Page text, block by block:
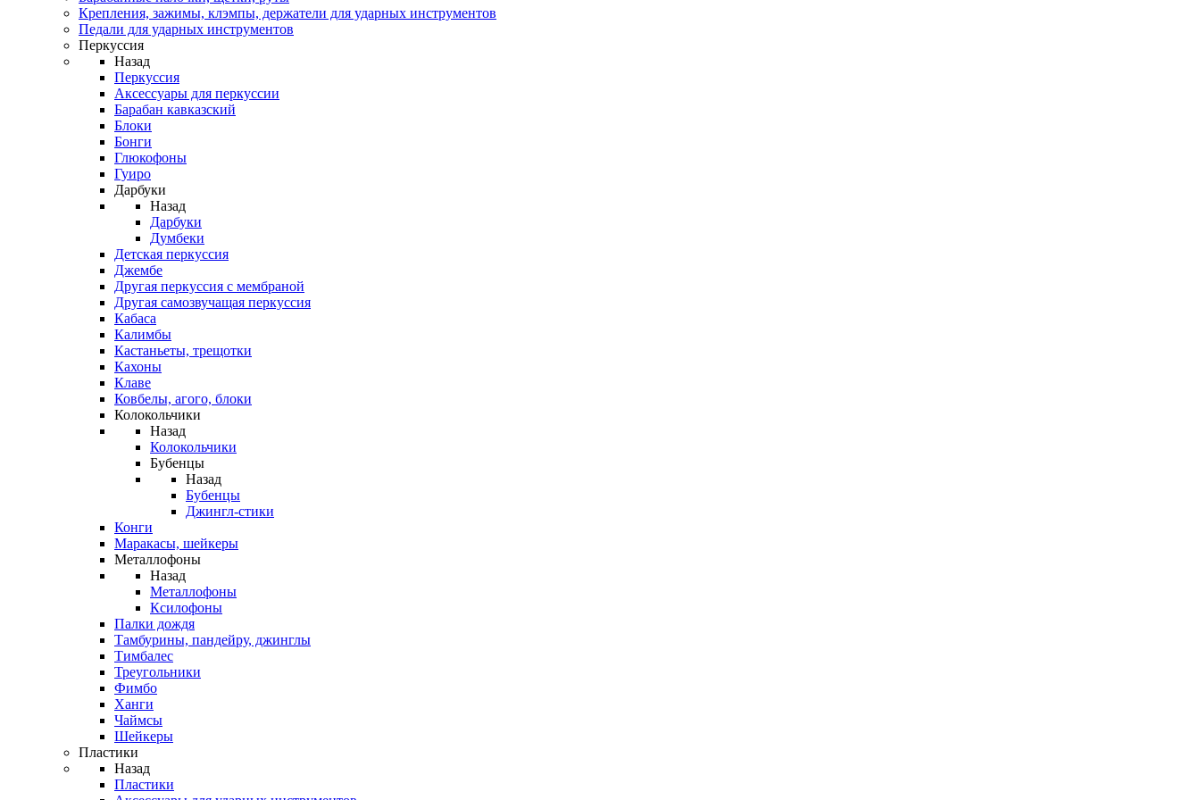
Крепления, зажимы, клэмпы, держатели для ударных инструментов
Педали для ударных инструментов
Перкуссия
Назад
Перкуссия
Аксессуары для перкуссии
Барабан кавказский
Блоки
Бонги
Глюкофоны
Гуиро
Дарбуки
Назад
Дарбуки
Думбеки
Детская перкуссия
Джембе
Другая перкуссия с мембраной
Другая самозвучащая перкуссия
Кабаса
Калимбы
Кастаньеты, трещотки
Кахоны
Клаве
Ковбелы, агого, блоки
Колокольчики
Назад
Колокольчики
Бубенцы
Назад
Бубенцы
Джингл-стики
Конги
Маракасы, шейкеры
Металлофоны
Назад
Металлофоны
Ксилофоны
Палки дождя
Тамбурины, пандейру, джинглы
Тимбалес
Треугольники
Фимбо
Ханги
Чаймсы
Шейкеры
Пластики
Назад
Пластики